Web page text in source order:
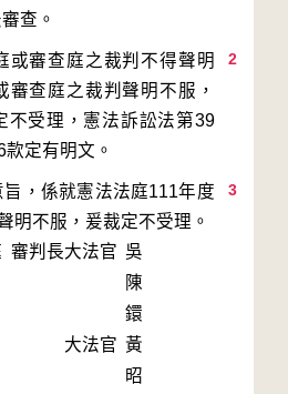
2
或審查庭之裁判不得聲明
審查庭之裁判聲明不服，
不受理，憲法訴訟法第39
3
，係就憲法法庭111年度
明不服，爰裁定不受理。
審判長大法官 吳
陳
鐶
大法官 黃
昭